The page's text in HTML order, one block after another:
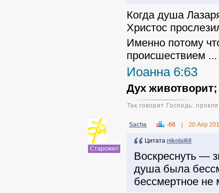
Когда душа
Христос
Именно потому
происшествием ...
Иоанна 6:63
Дух
Так говорит Господь:
Старожил
Sacha -66 20 Апр
Цитата nikolai68
Воскреснуть —
душа была
бессмертное не